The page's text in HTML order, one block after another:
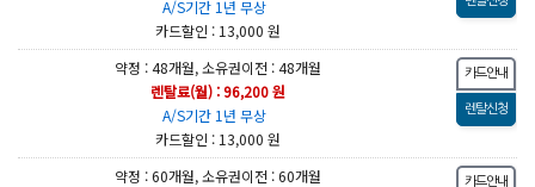
A/S기간 1년 무상
카드할인 : 13,000 원
약정 : 48개월, 소유권이전 : 48개월
렌탈료(월) : 96,200 원
A/S기간 1년 무상
카드할인 : 13,000 원
약정 : 60개월, 소유권이전 : 60개월